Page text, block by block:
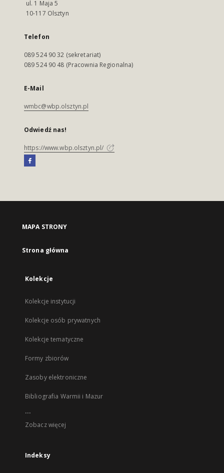
ul. 1 Maja 5
10-117 Olsztyn
Telefon
089 524 90 32 (sekretariat)
089 524 90 48 (Pracownia Regionalna)
E-Mail
wmbc@wbp.olsztyn.pl
Odwiedź nas!
https://www.wbp.olsztyn.pl/
MAPA STRONY
Strona główna
Kolekcje
Kolekcje instytucji
Kolekcje osób prywatnych
Kolekcje tematyczne
Formy zbiorów
Zasoby elektroniczne
Bibliografia Warmii i Mazur
...
Zobacz więcej
Indeksy